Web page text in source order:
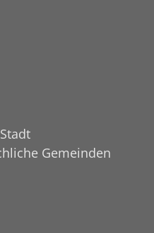
Gemeinden